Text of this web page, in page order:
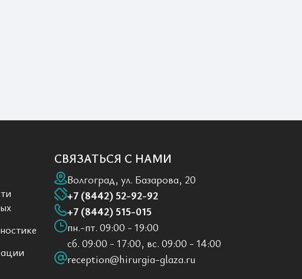
СВЯЗАТЬСЯ С НАМИ
Волгоград, ул. Базарова, 20
+7 (8442) 52-92-92
+7 (8442) 515-015
пн.-пт. 09:00 - 19:00
сб. 09:00 - 17:00, вс. 09:00 - 14:00
reception@hirurgia-glaza.ru